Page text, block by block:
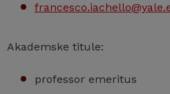
Akademske titule:
professor emeritus